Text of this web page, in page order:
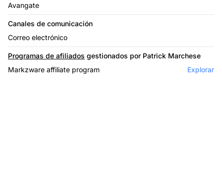
Avangate
Canales de comunicación
Correo electrónico
Programas de afiliados gestionados por Patrick Marchese
Markzware affiliate program
Explorar